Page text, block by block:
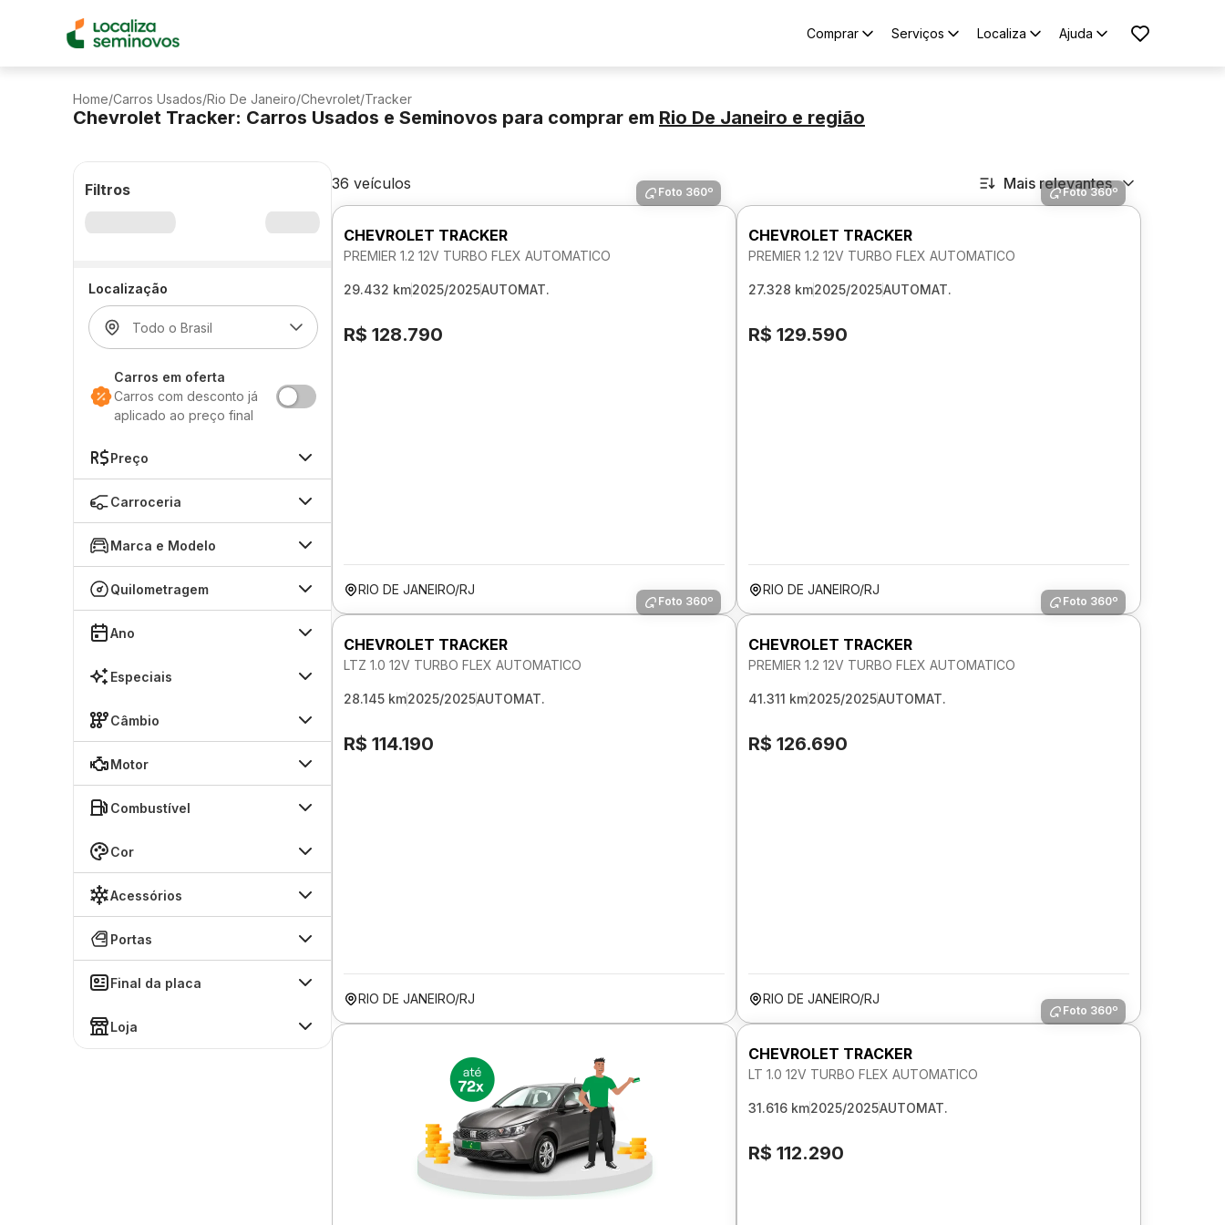
Comprar Serviços Localiza Ajuda
Home/Carros Usados/Rio De Janeiro/Chevrolet/Tracker
Chevrolet Tracker: Carros Usados e Seminovos para comprar em Rio De Janeiro e região
Filtros
Localização
Carros em oferta
Carros com desconto já
aplicado ao preço final
Preço
Carroceria
Marca e Modelo
Quilometragem
Ano
Especiais
Câmbio
Motor
Combustível
Cor
Acessórios
Portas
Final da placa
Loja
36 veículos Mais relevantes
Foto 360º
CHEVROLET TRACKER
PREMIER 1.2 12V TURBO FLEX AUTOMATICO
29.432 km2025/2025AUTOMAT.
R$ 128.790
RIO DE JANEIRO/RJ
Foto 360º
CHEVROLET TRACKER
PREMIER 1.2 12V TURBO FLEX AUTOMATICO
27.328 km2025/2025AUTOMAT.
R$ 129.590
RIO DE JANEIRO/RJ
Foto 360º
CHEVROLET TRACKER
LTZ 1.0 12V TURBO FLEX AUTOMATICO
28.145 km2025/2025AUTOMAT.
R$ 114.190
RIO DE JANEIRO/RJ
Foto 360º
CHEVROLET TRACKER
PREMIER 1.2 12V TURBO FLEX AUTOMATICO
41.311 km2025/2025AUTOMAT.
R$ 126.690
RIO DE JANEIRO/RJ
Foto 360º
CHEVROLET TRACKER
LT 1.0 12V TURBO FLEX AUTOMATICO
31.616 km2025/2025AUTOMAT.
R$ 112.290